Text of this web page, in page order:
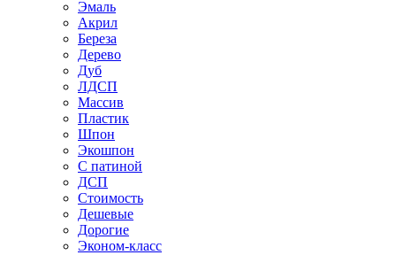
Эмаль
Акрил
Береза
Дерево
Дуб
ЛДСП
Массив
Пластик
Шпон
Экошпон
С патиной
ДСП
Стоимость
Дешевые
Дорогие
Эконом-класс